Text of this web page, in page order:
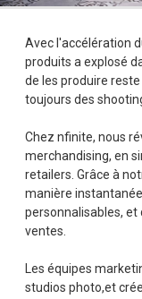
Avec l'accélération
produits a explosé
de les produire
toujours des
Chez nfinite, nous
merchandising, en
retailers. Grâce à
manière
personnalisables,
ventes.
Les équipes
studios photo,et